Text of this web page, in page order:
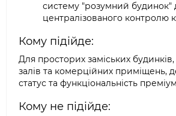
систему "розумний будинок"
централізованого контролю
Кому підійде:
Для просторих заміських
залів та комерційних приміщень,
статус та функціональність
Кому не підійде: